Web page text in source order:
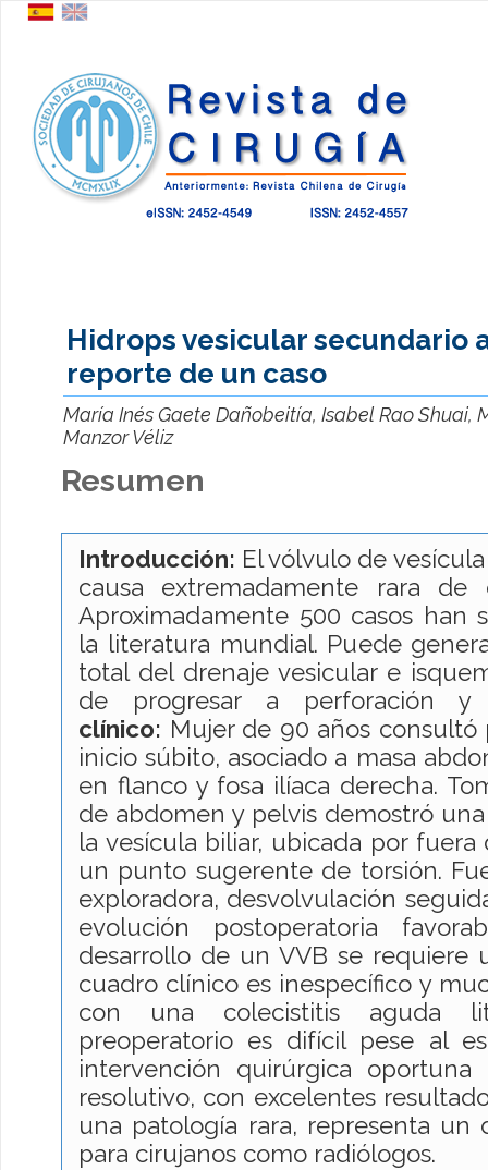
Hidrops vesicular secundario
reporte de un caso
María Inés Gaete Dañobeitía, Isabel Rao Shuai,
Manzor Véliz
Resumen
Introducción: El vólvulo de
causa extremadamente rara de
Aproximadamente 500 casos han
la literatura mundial. Puede
total del drenaje vesicular e
de progresar a perforación
clínico: Mujer de 90 años
inicio súbito, asociado a masa
en flanco y fosa ilíaca derecha.
de abdomen y pelvis demostró
la vesícula biliar, ubicada por
un punto sugerente de torsión.
exploradora, desvolvulación
evolución postoperatoria
desarrollo de un VVB se requiere
cuadro clínico es inespecífico y
con una colecistitis aguda
preoperatorio es difícil pese al
intervención quirúrgica
resolutivo, con excelentes
una patología rara, representa un
para cirujanos como radiólogos.